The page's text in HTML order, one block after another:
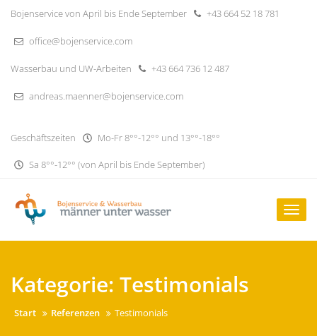
Bojenservice von April bis Ende September +43 664 52 18 781
office@bojenservice.com
Wasserbau und UW-Arbeiten +43 664 736 12 487
andreas.maenner@bojenservice.com
Geschäftszeiten Mo-Fr 8°°-12°° und 13°°-18°°
Sa 8°°-12°° (von April bis Ende September)
Kategorie: Testimonials
Start Referenzen Testimonials